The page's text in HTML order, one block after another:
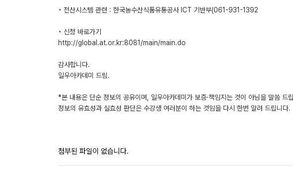
◦ 전산시스템 관련 : 한국농수산식품유통공사 ICT 기반부(061-931-1392
◦ 신청 바로가기
http://global.at.or.kr:8081/main/main.do
감사합니다.
일우아카데미 드림.
*본 내용은 단순 정보의 공유이며, 일우아카데미가 보증·책임지는 것이 아님을 말씀 드
정보의 유효성과 실효성 판단은 수강생 여러분이 하는 것임을 다시 한번 알려 드립니다.
첨부된 파일이 없습니다.